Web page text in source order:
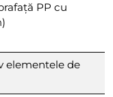
PP cu
elementele de